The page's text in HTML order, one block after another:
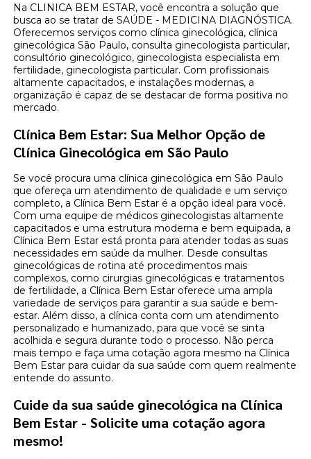
Na CLINICA BEM ESTAR, você encontra a solução que
busca ao se tratar de SAÚDE - MEDICINA DIAGNÓSTICA.
Oferecemos serviços como clínica ginecológica, clínica
ginecológica São Paulo, consulta ginecologista particular,
consultório ginecológico, ginecologista especialista em
fertilidade, ginecologista particular. Com profissionais
altamente capacitados, e instalações modernas, a
organização é capaz de se destacar de forma positiva no
mercado.
Clínica Bem Estar: Sua Melhor Opção de
Clínica Ginecológica em São Paulo
Se você procura uma clínica ginecológica em São Paulo
que ofereça um atendimento de qualidade e um serviço
completo, a Clínica Bem Estar é a opção ideal para você.
Com uma equipe de médicos ginecologistas altamente
capacitados e uma estrutura moderna e bem equipada, a
Clínica Bem Estar está pronta para atender todas as suas
necessidades em saúde da mulher. Desde consultas
ginecológicas de rotina até procedimentos mais
complexos, como cirurgias ginecológicas e tratamentos
de fertilidade, a Clínica Bem Estar oferece uma ampla
variedade de serviços para garantir a sua saúde e bem-
estar. Além disso, a clínica conta com um atendimento
personalizado e humanizado, para que você se sinta
acolhida e segura durante todo o processo. Não perca
mais tempo e faça uma cotação agora mesmo na Clínica
Bem Estar para cuidar da sua saúde com quem realmente
entende do assunto.
Cuide da sua saúde ginecológica na Clínica
Bem Estar - Solicite uma cotação agora
mesmo!